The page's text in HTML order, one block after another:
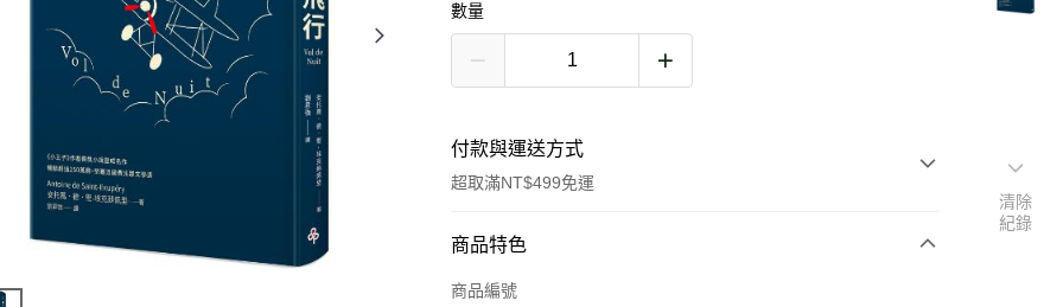
數量
付款與運送方式
超取滿NT$499免運
付款方式
信用卡一次付款
商品特色
商品編號
清除
紀錄